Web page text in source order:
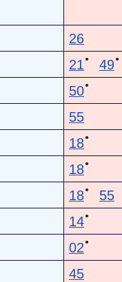
26
21 ● 49●
50●
55
18●
18●
18● 55
14●
02 ●
45